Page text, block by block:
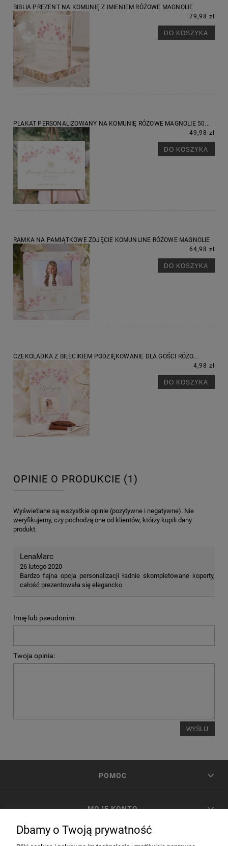
BIBLIA PREZENT NA KOMUNIĘ Z IMIENIEM RÓŻOWE MAGNOLIE
79,98 zł
DO KOSZYKA
PLAKAT PERSONALIZOWANY NA KOMUNIĘ RÓŻOWE MAGNOLIE 50...
49,98 zł
DO KOSZYKA
RAMKA NA PAMIĄTKOWE ZDJĘCIE KOMUNIJNE RÓŻOWE MAGNOLIE
64,98 zł
DO KOSZYKA
CZEKOLADKA Z BILECIKIEM PODZIĘKOWANIE DLA GOŚCI RÓŻO...
4,98 zł
DO KOSZYKA
OPINIE O PRODUKCIE (1)
Wyświetlane są wszystkie opinie (pozytywne i negatywne). Nie
weryfikujemy, czy pochodzą one od klientów, którzy kupili dany
produkt.
LenaMarc
26 lutego 2020
Bardzo fajna opcja personalizacji ładnie skompletowane koperty,
całość prezentowała się elegancko
Imię lub pseudonim:
Twoja opinia:
WYŚLIJ
POMOC
MOJE KONTO
Dbamy o Twoją prywatność